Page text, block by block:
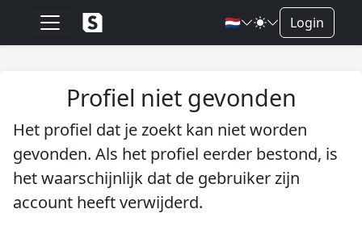
🇳🇱 Login
Profiel niet gevonden
Het profiel dat je zoekt kan niet worden
gevonden. Als het profiel eerder bestond, is
het waarschijnlijk dat de gebruiker zijn
account heeft verwijderd.